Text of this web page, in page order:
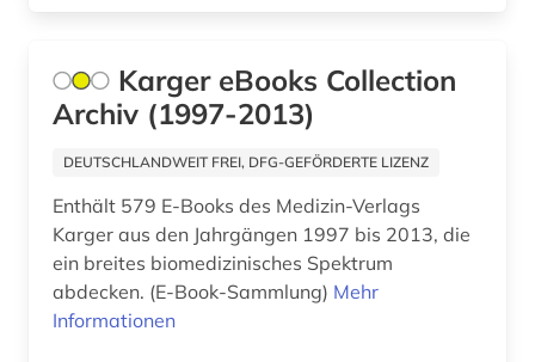
altgermanistik (2)
althochdeutsch (1)
altkanaanäisch (1)
altlastensanierung (1)
altlastsanierung (3)
altnordisch (2)
Karger eBooks Collection
Archiv (1997-2013)
DEUTSCHLANDWEIT FREI, DFG-GEFÖRDERTE LIZENZ
Enthält 579 E-Books des Medizin-Verlags
Karger aus den Jahrgängen 1997 bis 2013, die
ein breites biomedizinisches Spektrum
abdecken. (E-Book-Sammlung) Mehr
Informationen